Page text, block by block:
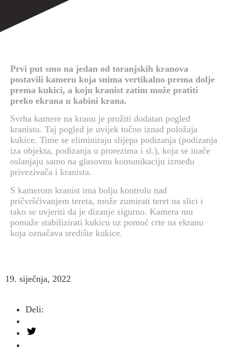
Prvi put smo na jedan od toranjskih kranova
postavili kameru koja snima vertikalno prema dolje
prema kukici, a koju kranist zatim može pratiti
preko ekrana u kabini krana.
Svrha kamere na kranu je pružiti dodatan pogled
kranistu. Taj pogled je uvijek točno iznad položaja
kukice. Time se eliminiraju slijepa podizanja (podizanja
iza objekta, podizanja u prorezima i sl.), koja se inače
oslanjaju samo na glasovnu komunikaciju između
privezivača i kranista.
S kamerom kranist ima bolju kontrolu nad
pričvršćivanjem tereta, može zumirati teret na slici i
tako se uvjeriti da je dizanje sigurno. Kamera mu
pomaže stabilizirati kukicu uz pomoć crte na ekranu
koja označava središte kukice.
19. siječnja, 2022
Deli: